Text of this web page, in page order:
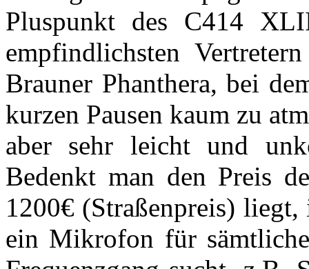
Pluspunkt des C414
empfindlichsten
Brauner Phanthera, bei
kurzen Pausen kaum zu
aber sehr leicht und
Bedenkt man den Preis
1200€ (Straßenpreis)
ein Mikrofon für